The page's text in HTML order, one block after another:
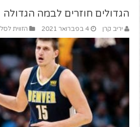
הגדולים חוזרים לבמה הגדולה
יריב קרן 4 בפברואר 2021 הזווית לסל